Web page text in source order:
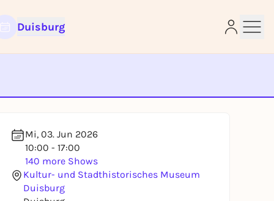
Duisburg
Mi, 03. Jun 2026
10:00 - 17:00
140 more Shows
Kultur- und Stadthistorisches Museum
Duisburg